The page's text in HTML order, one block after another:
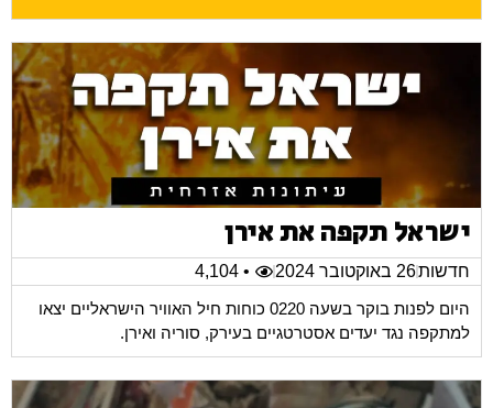
ישראל תקפה את אירן
חדשות26 באוקטובר 2024
• 4,104
היום לפנות בוקר בשעה 0220 כוחות חיל האוויר הישראליים יצאו
למתקפה נגד יעדים אסטרטגיים בעירק, סוריה ואירן.